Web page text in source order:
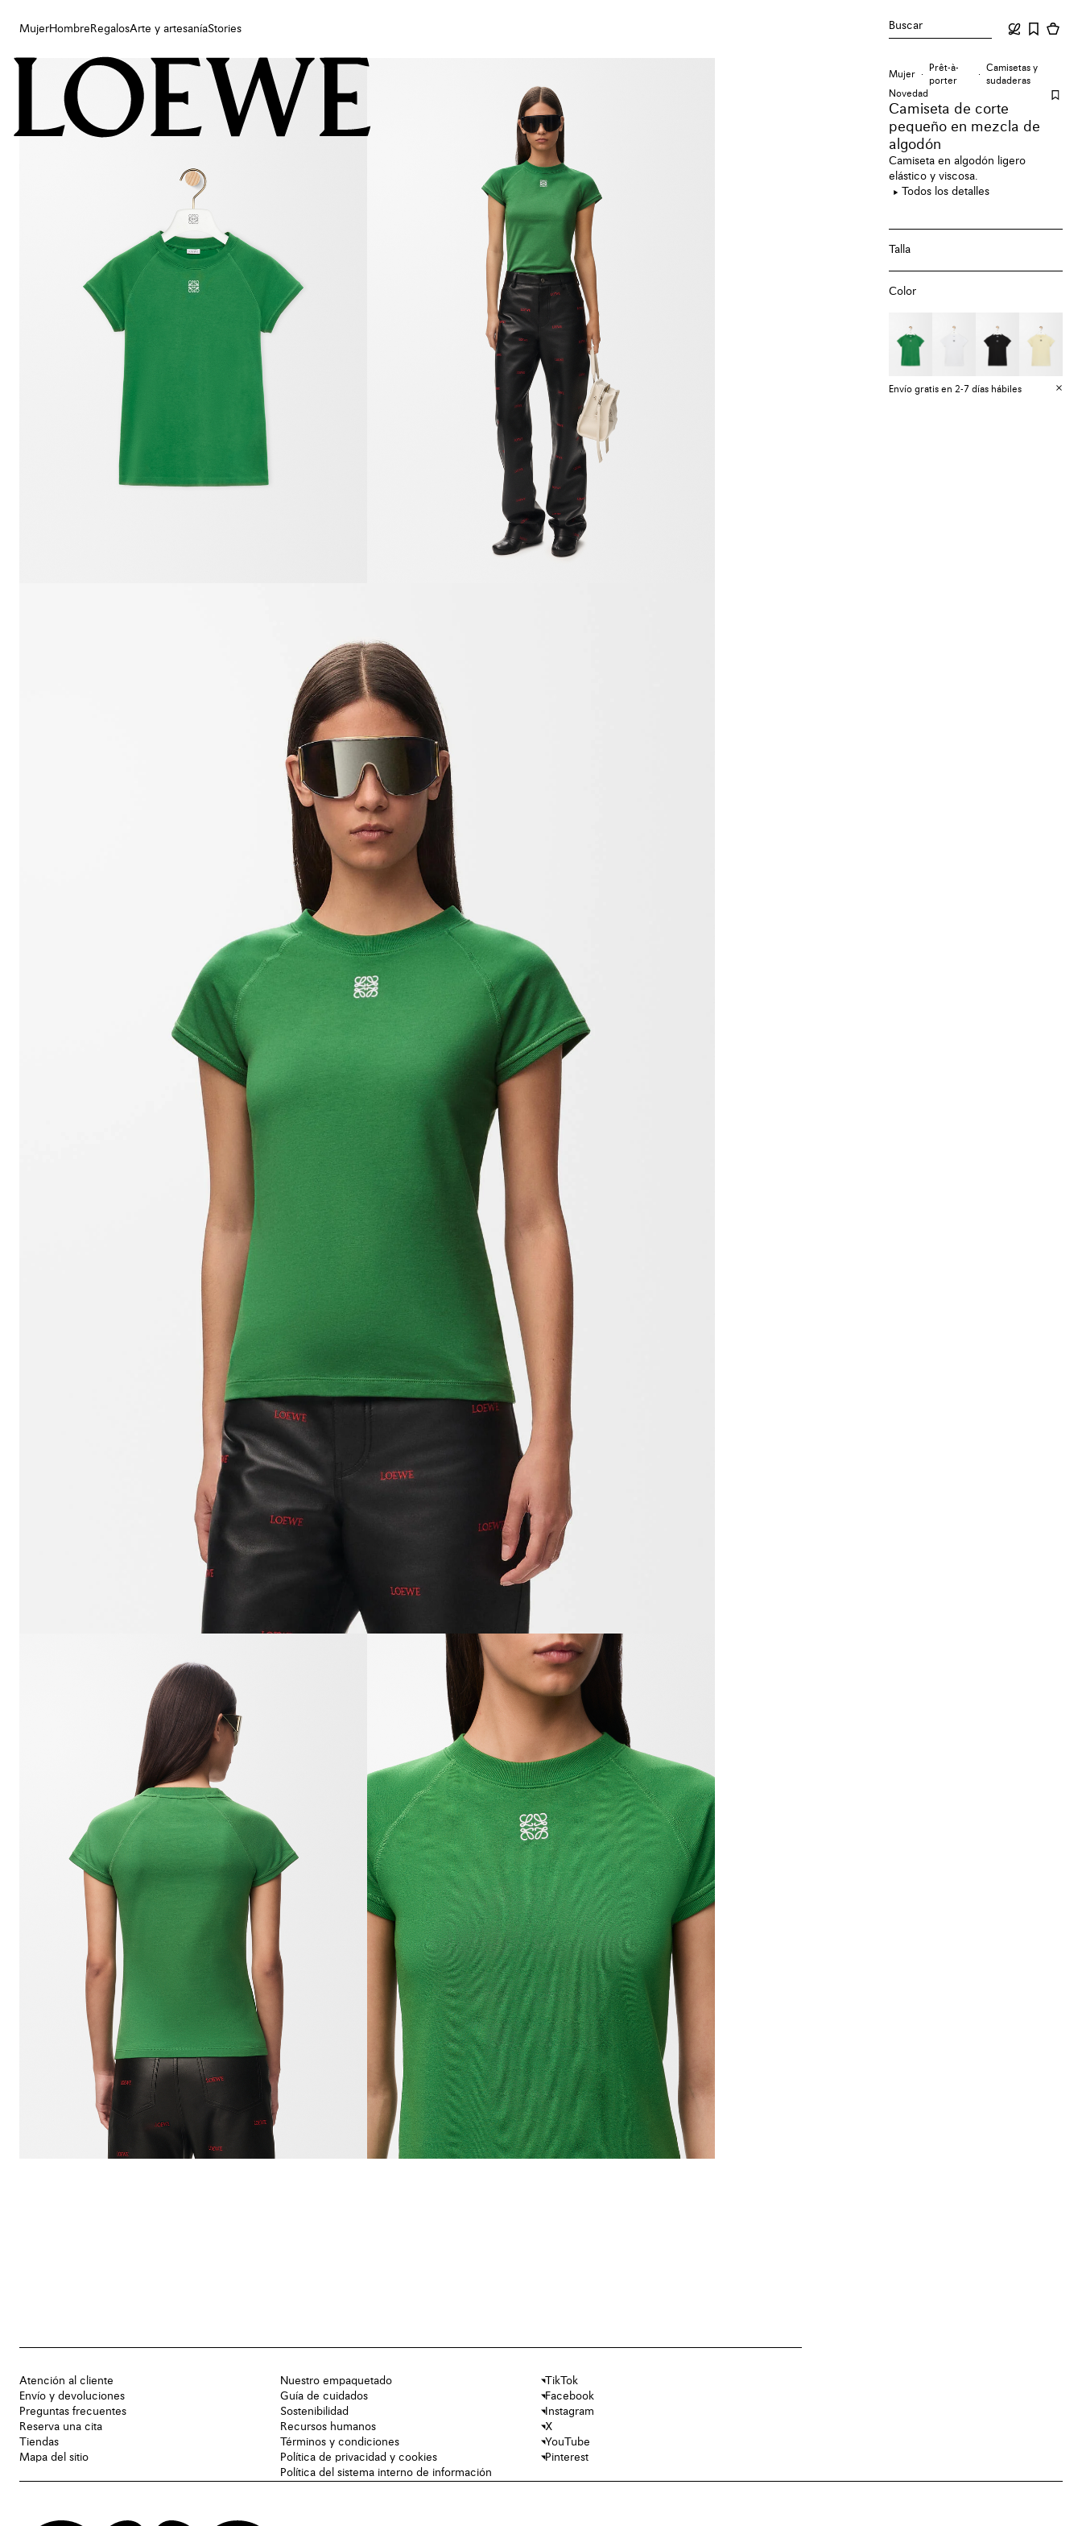
MujerHombre RegalosArte y artesaníaStories Buscar
Mujer
Arte y artesanía
Mujer
Prêt-à-
porter
Camisetas y
sudaderas
Novedad
Camiseta de corte
pequeño en mezcla de
algodón
Camiseta en algodón ligero
elástico y viscosa.
Todos los detalles
Talla
Color
Envío gratis en 2-7 días hábiles
Atención al cliente
Envío y devoluciones
Preguntas frecuentes
Reserva una cita
Tiendas
Mapa del sitio
Nuestro empaquetado
Guía de cuidados
Sostenibilidad
Recursos humanos
Términos y condiciones
Política de privacidad y cookies
Política del sistema interno de información
TikTok
Facebook
Instagram
X
YouTube
Pinterest